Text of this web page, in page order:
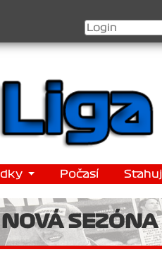
Jakub Chmelík , Pohár
Počasí Stahuj
SEZÓNA